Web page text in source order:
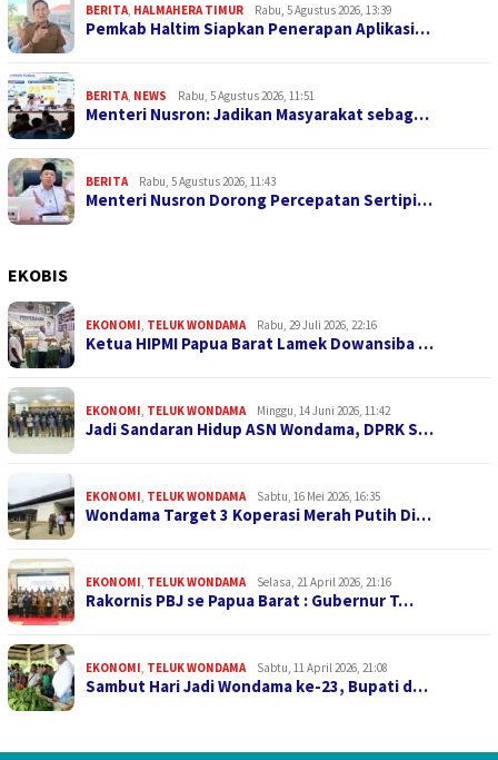
BERITA HALMAHERA TIMUR Rabu, 5 Agustus 2026, 13:39
Pemkab Haltim Siapkan Penerapan Aplikasi…
BERITA NEWS Rabu, 5 Agustus 2026, 11:51
Menteri Nusron: Jadikan Masyarakat sebag…
BERITA Rabu, 5 Agustus 2026, 11:43
Menteri Nusron Dorong Percepatan Sertipi…
EKOBIS
EKONOMI TELUK WONDAMA Rabu, 29 Juli 2026, 22:16
Ketua HIPMI Papua Barat Lamek Dowansiba …
EKONOMI TELUK WONDAMA Minggu, 14 Juni 2026, 11:42
Jadi Sandaran Hidup ASN Wondama, DPRK S…
EKONOMI TELUK WONDAMA Sabtu, 16 Mei 2026, 16:35
Wondama Target 3 Koperasi Merah Putih Di…
EKONOMI TELUK WONDAMA Selasa, 21 April 2026, 21:16
Rakornis PBJ se Papua Barat : Gubernur T…
EKONOMI TELUK WONDAMA Sabtu, 11 April 2026, 21:08
Sambut Hari Jadi Wondama ke-23, Bupati d…